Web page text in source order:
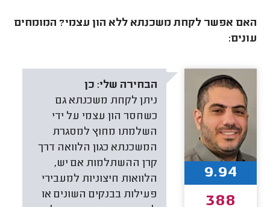
האם אפשר לקחת משכנתא ללא הון עצמי? המומחים
עונים:
הבחירה שלי: כן
ניתן לקחת משכנתא גם
כשחסר הון עצמי על ידי
השלמתו מחוץ למסגרת
המשכנתא כגון הלוואה דרך
קרן ההשתלמות אם יש,
הלוואות חיצוניות למעבירי
פעילות בבנקים השונים או
9.94
388